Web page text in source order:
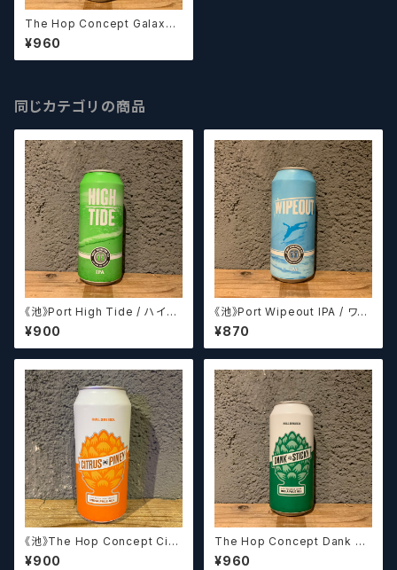
The Hop Concept Galaxy
and Comet / ギャラクシー &
コメット【クラフトビールシザー
ズ】
¥960
同じカテゴリの商品
《池》Port High Tide / ハイタ
イド【クラフトビールシザーズ】
¥900
《池》Port Wipeout IPA / ワイ
プアウトIPA【クラフトビールシザ
ーズ】
¥870
《池》The Hop Concept Citr
us & Piney / シトラス アンド
¥900
The Hop Concept Dank &
Sticky / ダンク アンド スティッ
¥960